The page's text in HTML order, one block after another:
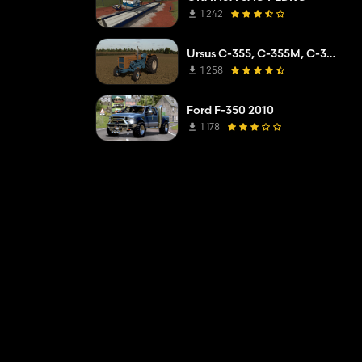
1 242
Ursus C-355, C-355M, C-360
1 258
Ford F-350 2010
1 178